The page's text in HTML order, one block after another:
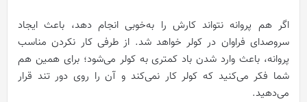
اگر هم پروانه نتواند کارش را به‌خوبی انجام دهد، باعث ایجاد
سروصدای فراوان در کولر خواهد شد. از طرفی کار نکردن مناسب
پروانه، باعث وارد شدن باد کمتری به کولر می‌شود؛ برای همین هم
شما فکر می‌کنید که کولر کار نمی‌کند و آن را روی دور تند قرار
می‌دهید.